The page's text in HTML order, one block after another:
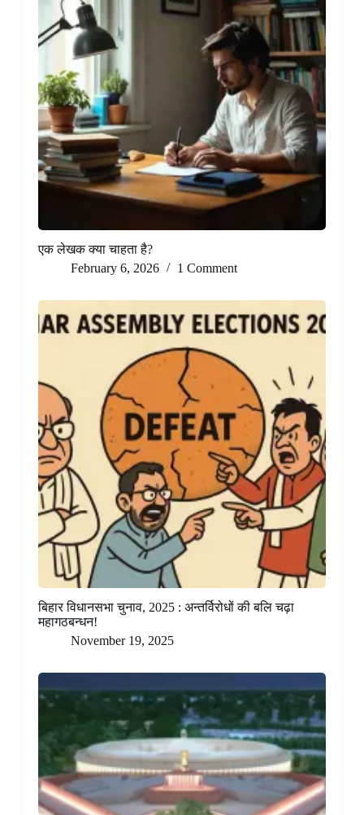
एक लेखक क्या चाहता है?
February 6, 2026
1 Comment
बिहार विधानसभा चुनाव, 2025 : अन्तर्विरोधों की बलि चढ़ा
महागठबन्धन!
November 19, 2025